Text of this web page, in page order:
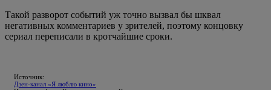
Такой разворот событий уж точно вызвал бы шквал
негативных комментариев у зрителей, поэтому концовку
сериал переписали в кротчайшие сроки.
Источник:
Дзен-канал «Я люблю кино»